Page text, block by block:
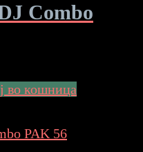
Combo
во кошница